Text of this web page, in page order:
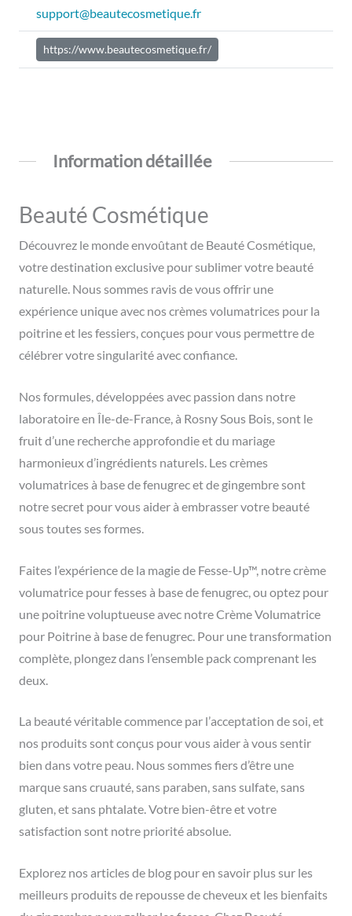
support@beautecosmetique.fr
https://www.beautecosmetique.fr/
Information détaillée
Beauté Cosmétique
Découvrez le monde envoûtant de Beauté Cosmétique,
votre destination exclusive pour sublimer votre beauté
naturelle. Nous sommes ravis de vous offrir une
expérience unique avec nos crèmes volumatrices pour la
poitrine et les fessiers, conçues pour vous permettre de
célébrer votre singularité avec confiance.
Nos formules, développées avec passion dans notre
laboratoire en Île-de-France, à Rosny Sous Bois, sont le
fruit d’une recherche approfondie et du mariage
harmonieux d’ingrédients naturels. Les crèmes
volumatrices à base de fenugrec et de gingembre sont
notre secret pour vous aider à embrasser votre beauté
sous toutes ses formes.
Faites l’expérience de la magie de Fesse-Up™, notre crème
volumatrice pour fesses à base de fenugrec, ou optez pour
une poitrine voluptueuse avec notre Crème Volumatrice
pour Poitrine à base de fenugrec. Pour une transformation
complète, plongez dans l’ensemble pack comprenant les
deux.
La beauté véritable commence par l’acceptation de soi, et
nos produits sont conçus pour vous aider à vous sentir
bien dans votre peau. Nous sommes fiers d’être une
marque sans cruauté, sans paraben, sans sulfate, sans
gluten, et sans phtalate. Votre bien-être et votre
satisfaction sont notre priorité absolue.
Explorez nos articles de blog pour en savoir plus sur les
meilleurs produits de repousse de cheveux et les bienfaits